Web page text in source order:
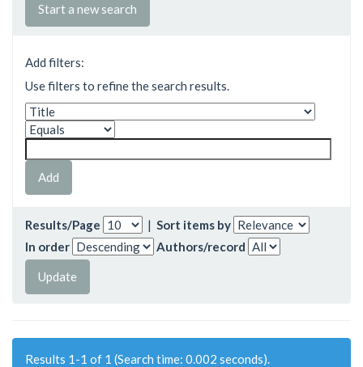
Start a new search
Add filters:
Use filters to refine the search results.
Results/Page | Sort items by
In order
Authors/record
Results 1-1 of 1 (Search time: 0.002 seconds).